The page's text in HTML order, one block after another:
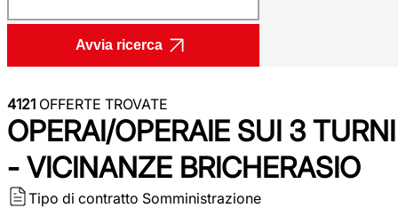
Avvia ricerca
4121 OFFERTE TROVATE
OPERAI/OPERAIE SUI 3 TURNI
- VICINANZE BRICHERASIO
Tipo di contratto Somministrazione